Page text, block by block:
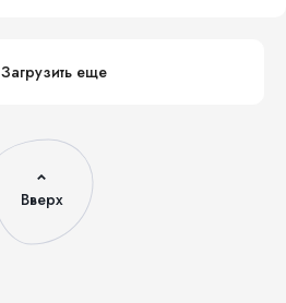
Загрузить еще
Вверх